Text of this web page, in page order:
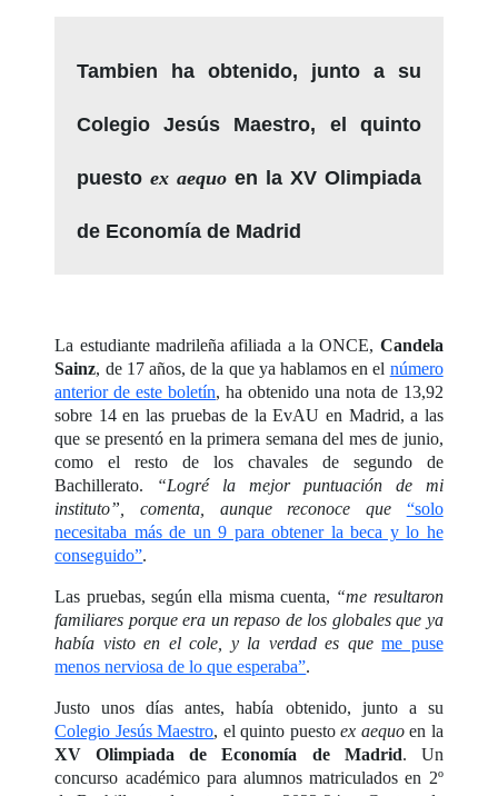
Tambien ha obtenido, junto a su
Colegio Jesús Maestro, el quinto
puestoex aequo en la XV Olimpiada
de Economía de Madrid
La estudiante madrileña afiliada a la ONCE, Candela
Sainz, de 17 años, de la que ya hablamos en el número
anterior de este boletín, ha obtenido una nota de 13,92
sobre 14 en las pruebas de la EvAU en Madrid, a las
que se presentó en la primera semana del mes de junio,
como el resto de los chavales de segundo de
Bachillerato.
“Logré la mejor puntuación de mi
instituto”, comenta, aunque reconoce que “solo
necesitaba más de un 9 para obtener la beca y lo he
conseguido”.
Las pruebas, según ella misma cuenta, “me resultaron
familiares porque era un repaso de los globales que ya
había visto en el cole, y la verdad es queme puse
menos nerviosa de lo que esperaba”.
Justo unos días antes, había obtenido, junto a su
Colegio Jesús Maestro, el quinto puestoex aequoen la
XV Olimpiada de Economía de Madrid. Un
concurso académico para alumnos matriculados en 2º